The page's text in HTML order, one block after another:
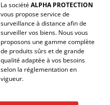
La sociétéALPHA PROTECTION
vous propose service de
surveillance à distance afin de
surveiller vos biens. Nous vous
proposons une gamme complète
de produits sûrs et de grande
qualité adaptée à vos besoins
selon la réglementation en
vigueur.